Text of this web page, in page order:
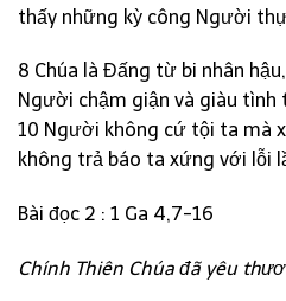
thấy những kỳ công Người
8 Chúa là Đấng từ bi nhân hậu,
Người chậm giận và giàu tình
10 Người không cứ tội ta mà
không trả báo ta xứng với lỗi
Bài đọc 2 : 1 Ga 4,7-16
Chính Thiên Chúa đã yêu